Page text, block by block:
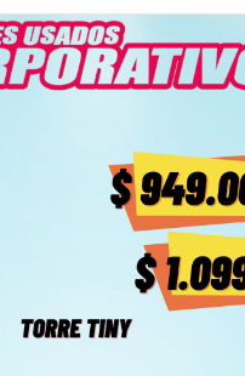
y velocidad 🖥️ Experiencia de
Incluye
relación rendimiento / capacidad